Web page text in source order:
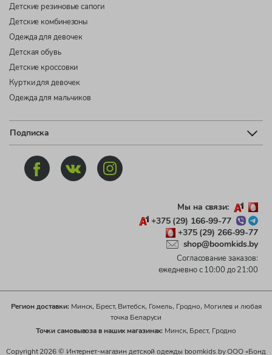
Детские резиновые сапоги
Детские комбинезоны
Одежда для девочек
Детская обувь
Детские кроссовки
Куртки для девочек
Одежда для мальчиков
Подписка
Мы на связи:
+375 (29) 166-99-77
+375 (29) 266-99-77
shop@boomkids.by
Согласование заказов:
ежедневно с 10:00 до 21:00
Регион доставки:Минск, Брест, Витебск, Гомель, Гродно, Могилев и любая
точка Беларуси
Точки самовывоза в наших магазинах: Минск, Брест, Гродно
Copyright 2026 © Интернет-магазин детской одежды boomkids.by ООО «Бонд